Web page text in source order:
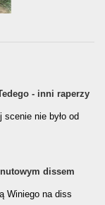
- inni raperzy
nie było od
dissem
Winiego na diss